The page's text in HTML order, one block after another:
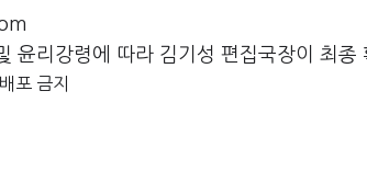
윤리강령에 따라 김기성 편집국장이 최종
포 금지